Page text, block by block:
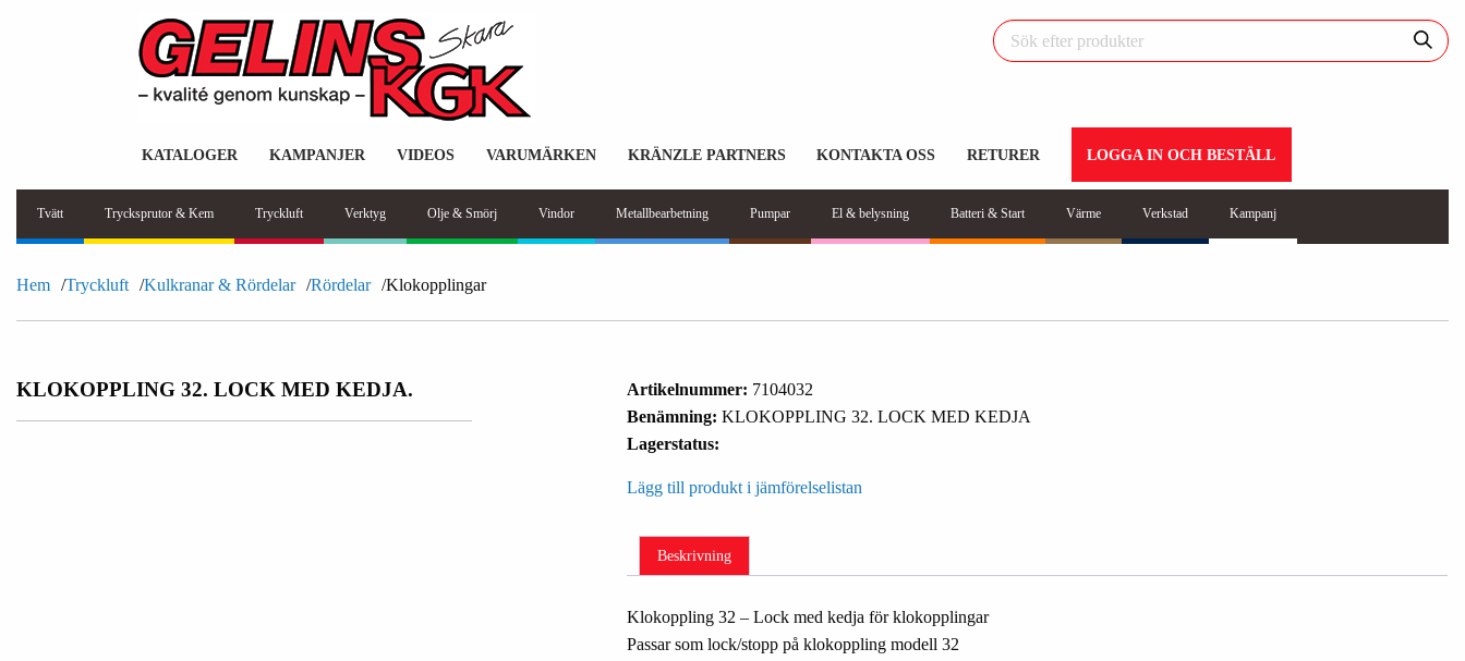
KATALOGER KAMPANJER VIDEOS VARUMÄRKEN KRÄNZLE PARTNERS KONTAKTA OSS RETURER LOGGA IN OCH BESTÄLL
Tvätt Trycksprutor & Kem Tryckluft Verktyg Olje & Smörj Vindor Metallbearbetning Pumpar El & belysning Batteri & Start Värme Verkstad Kampanj
Hem Tryckluft Kulkranar & Rördelar Rördelar Klokopplingar
KLOKOPPLING 32. LOCK MED KEDJA. Artikelnummer: 7104032
Benämning: KLOKOPPLING 32. LOCK MED KEDJA
Lagerstatus:
Lägg till produkt i jämförelselistan
Beskrivning
Klokoppling 32 – Lock med kedja för klokopplingar
Passar som lock/stopp på klokoppling modell 32